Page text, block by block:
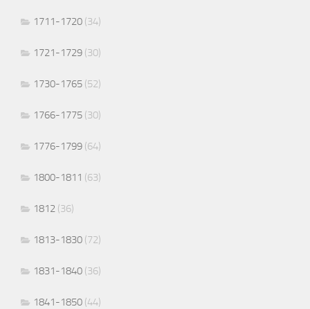
1711-1720 (34)
1721-1729 (30)
1730-1765 (52)
1766-1775 (30)
1776-1799 (64)
1800-1811 (63)
1812 (36)
1813-1830 (72)
1831-1840 (36)
1841-1850 (44)